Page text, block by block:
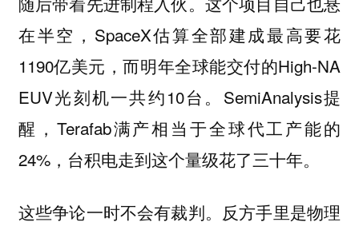
在半空，SpaceX估算全部建成最高要花
1190亿美元，而明年全球能交付的High-NA
EUV光刻机一共约10台。SemiAnalysis提
醒，Terafab满产相当于全球代工产能的
24%，台积电走到这个量级花了三十年。
这些争论一时不会有裁判。反方手里是物理